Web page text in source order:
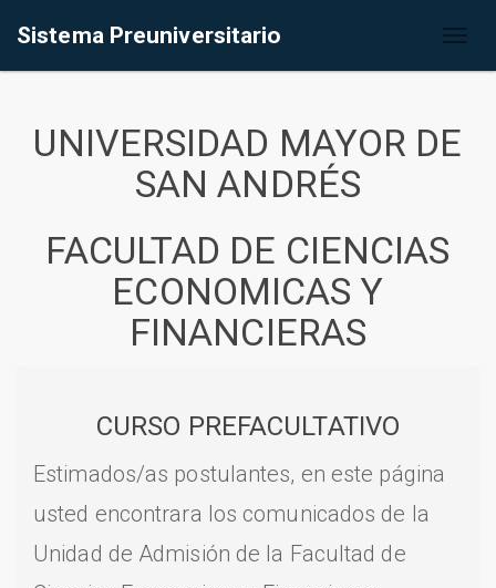
Sistema Preuniversitario
UNIVERSIDAD MAYOR DE
SAN ANDRÉS
FACULTAD DE CIENCIAS
ECONOMICAS Y
FINANCIERAS
CURSO PREFACULTATIVO
Estimados/as postulantes, en este página
usted encontrara los comunicados de la
Unidad de Admisión de la Facultad de